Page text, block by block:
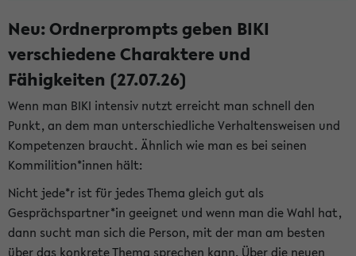
Neu: Ordnerprompts geben BIKI
verschiedene Charaktere und
Fähigkeiten (27.07.26)
Wenn man BIKI intensiv nutzt erreicht man schnell den
Punkt, an dem man unterschiedliche Verhaltensweisen und
Kompetenzen braucht. Ähnlich wie man es bei seinen
Kommilition*innen hält:
Nicht jede*r ist für jedes Thema gleich gut als
Gesprächspartner*in geeignet und wenn man die Wahl hat,
dann sucht man sich die Person, mit der man am besten
über das konkrete Thema sprechen kann. Über die neuen